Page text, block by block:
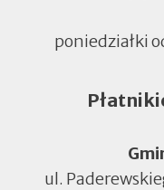
poniedziałki
ul.